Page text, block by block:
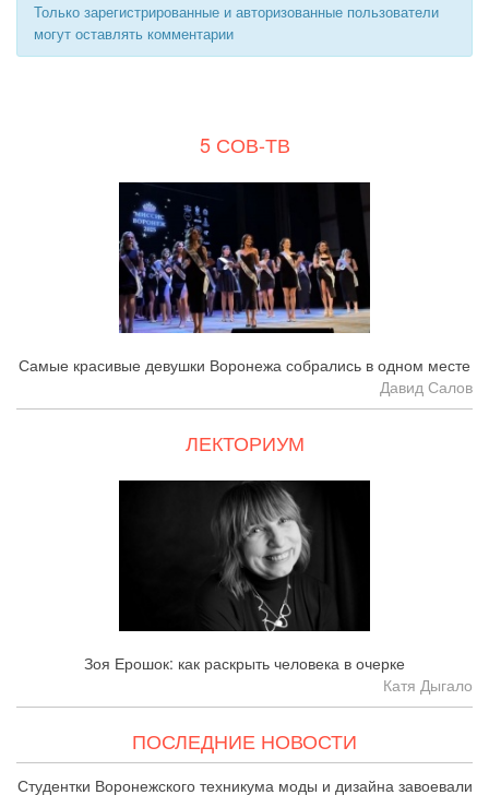
Только зарегистрированные и авторизованные пользователи
могут оставлять комментарии
5 СОВ-ТВ
Самые красивые девушки Воронежа собрались в одном месте
Давид Салов
ЛЕКТОРИУМ
Зоя Ерошок: как раскрыть человека в очерке
Катя Дыгало
ПОСЛЕДНИЕ НОВОСТИ
Студентки Воронежского техникума моды и дизайна завоевали